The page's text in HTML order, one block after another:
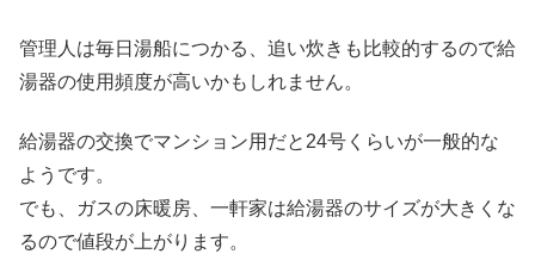
管理人は毎日湯船につかる、追い炊きも比較的するので給
湯器の使用頻度が高いかもしれません。
給湯器の交換でマンション用だと24号くらいが一般的な
ようです。
でも、ガスの床暖房、一軒家は給湯器のサイズが大きくな
るので値段が上がります。